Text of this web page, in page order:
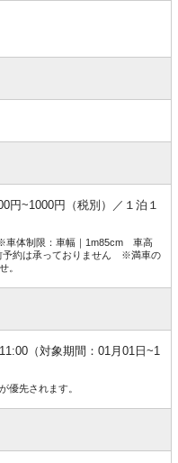
~1000円（税別）／１泊１
車体制限：車幅｜1m85cm 車高
約は承っておりません ※満車の
。
（対象期間：01月01日~1
優先されます。